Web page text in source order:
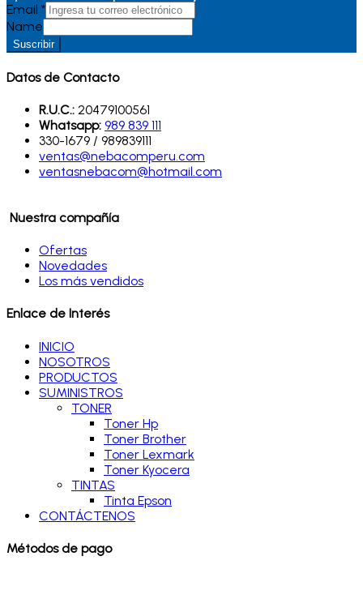
Email *
Name
Suscribir
Datos de Contacto
R.U.C.: 20479100561
Whatsapp: 989 839 111
330-1679 / 989839111
ventas@nebacomperu.com
ventasnebacom@hotmail.com
Nuestra compañía
Ofertas
Novedades
Los más vendidos
Enlace de Interés
INICIO
NOSOTROS
PRODUCTOS
SUMINISTROS
TONER
Toner Hp
Toner Brother
Toner Lexmark
Toner Kyocera
TINTAS
Tinta Epson
CONTÁCTENOS
Métodos de pago